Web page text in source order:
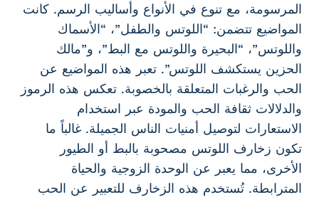
المرسومة، مع تنوع في الأنواع وأساليب الرسم. كانت
المواضيع تتضمن: “اللوتس والطفل”، “الأسماك
واللوتس”، “البحيرة واللوتس مع البط”، و”مالك
الحزين يستكشف اللوتس”. تعبر هذه المواضيع عن
الحب والرغبات المتعلقة بالخصوبة. تعكس هذه الرموز
والدلالات ثقافة الحب والمودة عبر استخدام
الاستعارات لتوصيل أمنيات الناس الجميلة. غالباً ما
تكون زخارف اللوتس مصحوبة بالبط أو الطيور
الأخرى، مما يعبر عن الوحدة الزوجية والحياة
المترابطة. تُستخدم هذه الزخارف للتعبير عن الحب